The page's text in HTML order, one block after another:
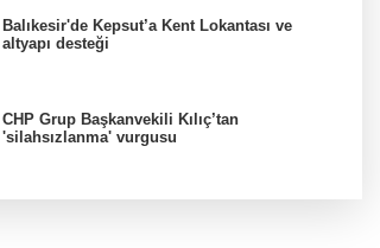
Balıkesir'de Kepsut’a Kent Lokantası ve
altyapı desteği
CHP Grup Başkanvekili Kılıç’tan
'silahsızlanma' vurgusu